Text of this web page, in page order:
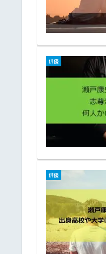
俳優
俳優